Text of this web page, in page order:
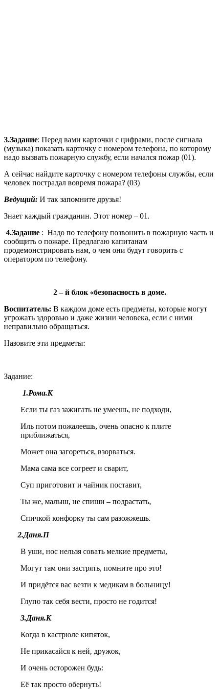
3.Задание: Перед вами карточки с цифрами, после сигнала
(музыка) показать карточку с номером телефона, по которому
надо вызвать пожарную службу, если начался пожар (01).
А сейчас найдите карточку с номером телефоны службы, если
человек пострадал вовремя пожара? (03)
Ведущий: И так запомните друзья!
Знает каждый гражданин. Этот номер – 01.
4.Задание : Надо по телефону позвонить в пожарную часть и
сообщить о пожаре. Предлагаю капитанам
продемонстрировать нам, о чем они будут говорить с
оператором по телефону.
2 – й блок «безопасность в доме.
Воспитатель: В каждом доме есть предметы, которые могут
угрожать здоровью и даже жизни человека, если с ними
неправильно обращаться.
Назовите эти предметы:
Задание:
1.Рома.К
Если ты газ зажигать не умеешь, не подходи,
Иль потом пожалеешь, очень опасно к плите
приближаться,
Может она загореться, взорваться.
Мама сама все согреет и сварит,
Суп приготовит и чайник поставит,
Ты же, малыш, не спиши – подрастать,
Спичкой конфорку ты сам разожжешь.
2.Даня.П
В уши, нос нельзя совать мелкие предметы,
Могут там они застрять, помните про это!
И придётся вас везти к медикам в больницу!
Глупо так себя вести, просто не годится!
3.Даня.К
Когда в кастрюле кипяток,
Не прикасайся к ней, дружок,
И очень осторожен будь:
Её так просто обернуть!